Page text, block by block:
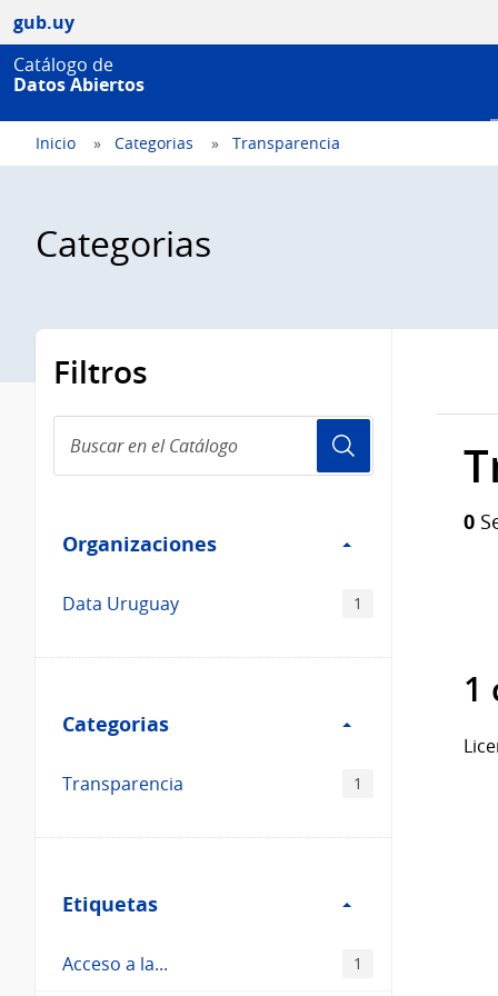
gub.uy
Catálogo de
Datos Abiertos
Inicio Categorias Transparencia
Categorias
Filtros
en
el
Organizaciones
Organizaciones
Data Uruguay 1
Categorias
Categorias
Transparencia 1
Etiquetas
Etiquetas
Acceso a la... 1
0
1